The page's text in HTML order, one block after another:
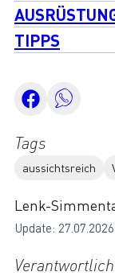
Tags
aussichtsreich
Lenk-
Update: 27.07.2026
TIPPS